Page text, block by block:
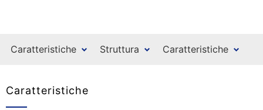
Caratteristiche Struttura Caratteristiche
Caratteristiche